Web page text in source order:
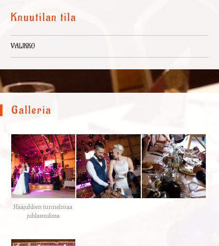
Knuutilan tila
VALIKKO
Galleria
Hääjuhlien tunnelmaa
juhlasuulissa